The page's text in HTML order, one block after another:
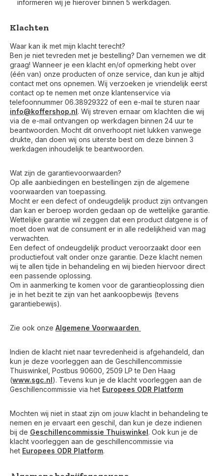
Voor 17:00 besteld, is vandaag verzonden (ma-vr)
informeren wij je hierover binnen 5 werkdagen.
Klachten
Waar kan ik met mijn klacht terecht?
Ben je niet tevreden met je bestelling? Dan vernemen we dit
graag! Wanneer je een klacht en/of opmerking hebt over
(één van) onze producten of onze service, dan kun je altijd
contact met ons opnemen. Wij verzoeken je vriendelijk eerst
contact op te nemen met onze klantenservice via
telefoonnummer 06.38929322 of een e-mail te sturen naar
info@koffershop.nl. Wij streven ernaar om klachten die wij
via de e-mail ontvangen op werkdagen binnen 24 uur te
beantwoorden. Mocht dit onverhoopt niet lukken vanwege
drukte, dan doen wij ons uiterste best om deze binnen 3
werkdagen inhoudelijk te beantwoorden.
Wat zijn de garantievoorwaarden?
Op alle aanbiedingen en bestellingen zijn de algemene
voorwaarden van toepassing.
Mocht er een defect of ondeugdelijk product zijn ontvangen
dan kan er beroep worden gedaan op de wettelijke garantie.
Wettelijke garantie wil zeggen dat een product datgene is of
moet doen wat de consument er in alle redelijkheid van mag
verwachten.
Een defect of ondeugdelijk product veroorzaakt door een
productiefout valt onder onze garantie. Deze klacht nemen
wij te allen tijde in behandeling en wij bieden hiervoor direct
een passende oplossing.
Om in aanmerking te komen voor de garantieoplossing dien
je in het bezit te zijn van het aankoopbewijs (tevens
garantiebewijs).
Zie ook onze Algemene Voorwaarden
Indien de klacht niet naar tevredenheid is afgehandeld, dan
kun je deze voorleggen aan de Geschillencommissie
Thuiswinkel, Postbus 90600, 2509 LP te Den Haag
(www.sgc.nl). Tevens kun je de klacht voorleggen aan de
Geschillencommissie via het Europees ODR Platform
Mochten wij niet in staat zijn om jouw klacht in behandeling te
nemen en je ervaart een geschil, dan kun je deze indienen
bij de Geschillencommissie Thuiswinkel. Ook kun je de
klacht voorleggen aan de geschillencommissie via
het Europees ODR Platform.